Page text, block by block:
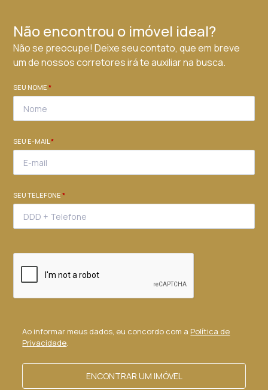
Não encontrou o imóvel ideal?
Não se preocupe! Deixe seu contato, que em breve
um de nossos corretores irá te auxiliar na busca.
SEU NOME*
SEU E-MAIL*
SEU TELEFONE*
Ao informar meus dados, eu concordo com a Política de
Privacidade.
ENCONTRAR UM IMÓVEL